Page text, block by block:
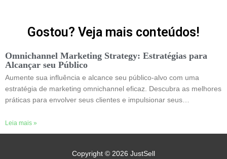
Gostou? Veja mais conteúdos!
Omnichannel Marketing Strategy: Estratégias para
Alcançar seu Público
Aumente sua influência e alcance seu público-alvo com uma
estratégia de marketing omnichannel eficaz. Descubra as melhores
práticas para envolver seus clientes e impulsionar seus…
Leia mais »
Copyright © 2026 JustSell